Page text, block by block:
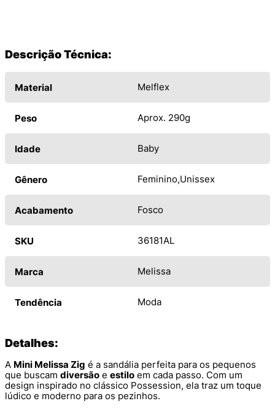
Descrição Técnica:
Material Melflex
Peso Aprox. 290g
Idade Baby
Gênero Feminino Unissex
Acabamento Fosco
SKU 36181AL
Marca Melissa
Tendência Moda
Detalhes:
A Mini Melissa Zig é a sandália perfeita para os pequenos
que buscam diversão e estilo em cada passo. Com um
design inspirado no clássico Possession, ela traz um toque
lúdico e moderno para os pezinhos.